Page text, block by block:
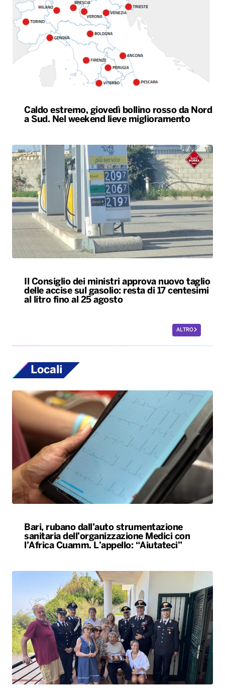
Caldo estremo, giovedì bollino rosso da Nord
a Sud. Nel weekend lieve miglioramento
Il Consiglio dei ministri approva nuovo taglio
delle accise sul gasolio: resta di 17 centesimi
al litro fino al 25 agosto
ALTRO
Locali
Bari, rubano dall’auto strumentazione
sanitaria dell’organizzazione Medici con
l’Africa Cuamm. L’appello: “Aiutateci”